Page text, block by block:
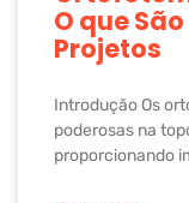
O que
Projetos
Introdução Os
poderosas na
proporcionando